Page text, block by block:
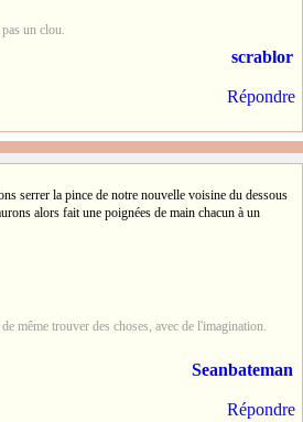
un clou.
scrablor
Répondre
serrer la pince de notre nouvelle voisine du dessous
alors fait une poignées de main chacun à un
même trouver des choses, avec de l'imagination.
Seanbateman
Répondre